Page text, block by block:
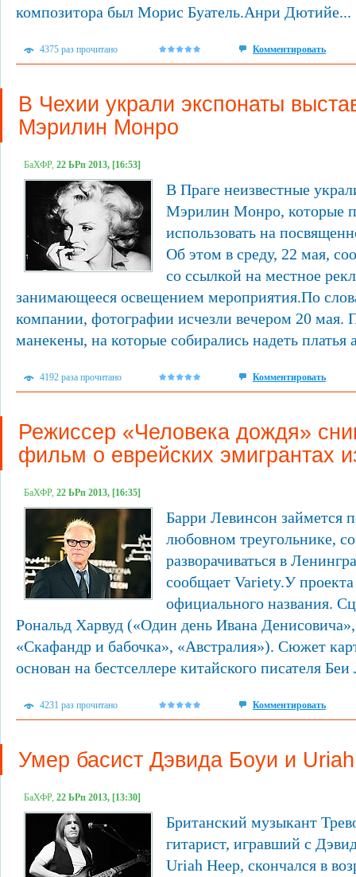
композитора был Морис Буатель.Анри Дютийе...
4375 раз прочитано Комментировать
В Чехии украли экспонаты
Мэрилин Монро
БаХФР, 22 ЬРп 2013, [16:53]
В Праге неизвестные
Мэрилин Монро, которые
использовать на
Об этом в среду, 22 мая,
со ссылкой на местное
занимающееся освещением мероприятия.По
компании, фотографии исчезли вечером 20
манекены, на которые собирались надеть платья
4192 раза прочитано Комментировать
Режиссер «Человека дождя»
фильм о еврейских эмигрантах
БаХФР, 22 ЬРп 2013, [16:35]
Барри Левинсон займется
любовном треугольнике,
разворачиваться в
сообщает Variety.У
официального названия.
Рональд Харвуд («Один день Ивана
«Скафандр и бабочка», «Австралия»). Сюжет
основан на бестселлере китайского писателя
4231 раз прочитано Комментировать
Умер басист Дэвида Боуи и
БаХФР, 22 ЬРп 2013, [13:30]
Британский музыкант
гитарист, игравший с
Uriah Heep, скончался в